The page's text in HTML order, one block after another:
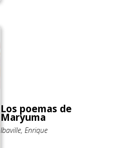
Los poemas de
Maryuma
Ibaville, Enrique